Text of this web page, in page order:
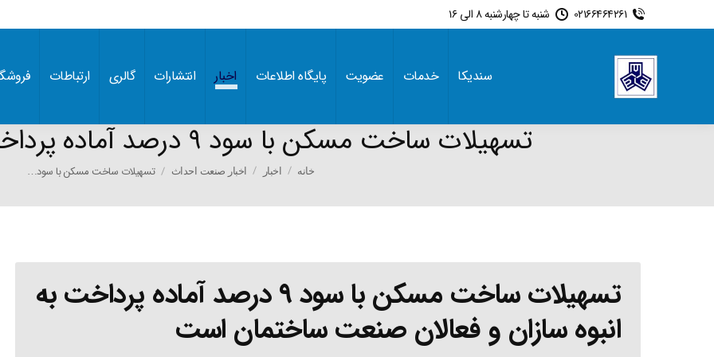
02166464261 شنبه تا چهارشنبه 8 الی 16
سندیکا خدمات عضویت پایگاه اطلاعات اخبار انتشارات گالری ارتباطات
تسهیلات ساخت مسکن با سود ۹ درصد آماده پرداخت به انبوه سازان
You are here:
خانه اخبار اخبار صنعت احداث تسهیلات ساخت مسکن با سود…
تسهیلات ساخت مسکن با سود ۹ درصد آماده پرداخت به
انبوه سازان و فعالان صنعت ساختمان است